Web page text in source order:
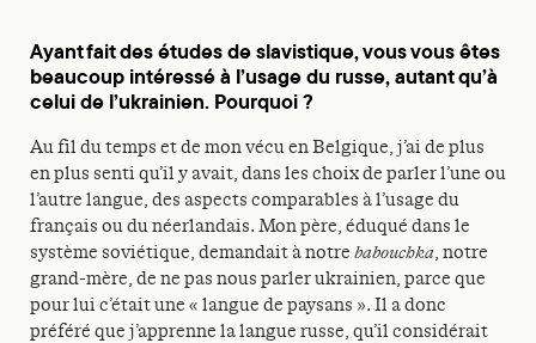
Ayant fait des études de slavistique, vous vous êtes
beaucoup intéressé à l’usage du russe, autant qu’à
celui de l’ukrainien. Pourquoi ?
Au fil du temps et de mon vécu en Belgique, j’ai de plus
en plus senti qu’il y avait, dans les choix de parler l’une ou
l’autre langue, des aspects comparables à l’usage du
français ou du néerlandais. Mon père, éduqué dans le
système soviétique, demandait à notre babouchka , notre
grand-mère, de ne pas nous parler ukrainien, parce que
pour lui c’était une « langue de paysans ». Il a donc
préféré que j’apprenne la langue russe, qu’il considérait